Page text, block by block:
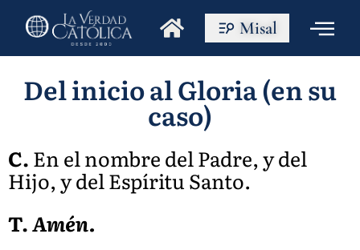
Misal
Del inicio al Gloria (en su
caso)
C.En el nombre del Padre, y del
Hijo, y del Espíritu Santo.
T.Amén.